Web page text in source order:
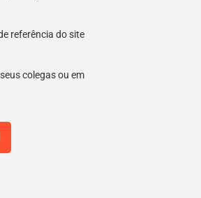
referência do site
colegas ou em